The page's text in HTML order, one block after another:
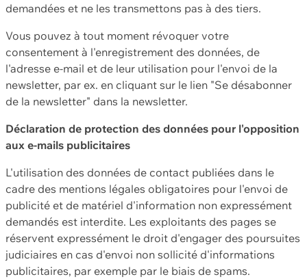
demandées et ne les transmettons pas à des tiers.
Vous pouvez à tout moment révoquer votre
consentement à l'enregistrement des données, de
l'adresse e-mail et de leur utilisation pour l'envoi de la
newsletter, par ex. en cliquant sur le lien "Se désabonner
de la newsletter" dans la newsletter.
Déclaration de protection des données pour l'opposition
aux e-mails publicitaires
L'utilisation des données de contact publiées dans le
cadre des mentions légales obligatoires pour l'envoi de
publicité et de matériel d'information non expressément
demandés est interdite. Les exploitants des pages se
réservent expressément le droit d'engager des poursuites
judiciaires en cas d'envoi non sollicité d'informations
publicitaires, par exemple par le biais de spams.